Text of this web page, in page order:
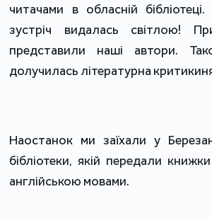
читачами в обласній
зустріч видалась світлою!
представили наші автори.
долучилась літературна
Наостанок ми заїхали у
бібліотеки, якій передали
англійською мовами.